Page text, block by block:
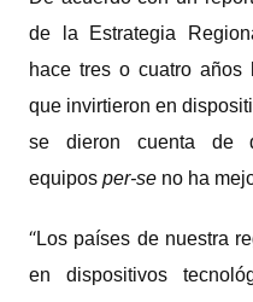
de la Estrategia
hace tres o cuatro años
que invirtieron en
se dieron cuenta de
equipos per-seno ha
“Los países de nuestra
en dispositivos